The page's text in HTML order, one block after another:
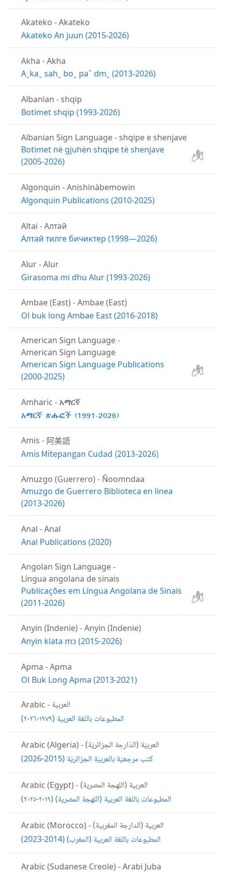
Akateko -Akateko
Akateko An juun (2015-2026)
Akha -Akha
Aˬkaˬ sahˬ boꞈ paˇ dmˬ (2013-2026)
Albanian - shqip
Botimet shqip (1993-2026)
Albanian Sign Language- shqipe e shenjave
Botimet në gjuhën shqipe të shenjave
(2005-2026)
Algonquin -Anishinàbemowin
Algonquin Publications (2010-2025)
Altai -Алтай
Алтай тилге бичиктер (1998—2026)
Alur-Alur
Girasoma mi dhu Alur (1993-2026)
Ambae (East) -Ambae (East)
Ol buk long Ambae East (2016-2018)
American Sign Language-
American Sign Language
American Sign Language Publications
(2000-2025)
Amharic - አማርኛ
አማርኛ ጽሑፎች (1991-2026)
Amis - 阿美語
Amis Mitepangan Cudad (2013-2026)
Amuzgo (Guerrero) - Ñoomndaa
Amuzgo de Guerrero Biblioteca en linea
(2013-2026)
Anal -Anal
Anal Publications (2020)
Angolan Sign Language-
Língua angolana de sinais
Publicações em Língua Angolana de Sinais
(2011-2026)
Anyin (Indenie) -Anyin (Indenie)
Anyin klata mɔ (2015-2026)
Apma -Apma
Ol Buk Long Apma (2013-2021)
Arabic - العربية
المطبوعات باللغة العربية (‏١٩٧٩-‏٢٠٢٦)‏
Arabic (Algeria) -العربيّة (الدّارجة الجزائريّة)
كتب مرجعيّة بالعربيّة الجزائريّة (‏2015-‏2026)‏
Arabic (Egypt) -العربية (اللهجة المصرية)
المطبوعات باللغة العربية (‏اللهجة المصرية)‏ (‏٢٠١٩-‏٢٠٢٥)‏
Arabic (Morocco) -العربية (الدارجة المغربية)
المطبوعات باللغة العربية (‏المغرب)‏ (‏2014-‏2023)‏
Arabic (Sudanese Creole) -Arabi Juba